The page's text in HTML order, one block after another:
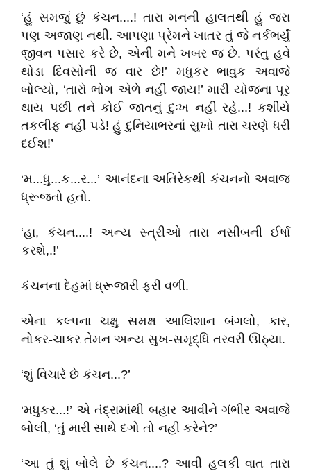
‘હું સમજું છું કંચન....! તારા મનની હાલતથી હું જરા
પણ અજાણ નથી. આપણા પ્રેમને ખાતર તું જે નર્કભર્યું
જીવન પસાર કરે છે, એની મને ખબર જ છે. પરંતુ હવે
થોડા દિવસોની જ વાર છે!’ મધુકર ભાવુક અવાજે
બોલ્યો, ‘તારો ભોગ એળે નહીં જાય!’ મારી યોજના પૂર
થાય પછી તને કોઈ જાતનું દુઃખ નહી રહે...! કશીયે
તકલીફ નહીં પડે! હું દુનિયાભરનાં સુખો તારા ચરણે ધરી
દઈશ!’
‘મ...ધુ...ક...ર...’ આનંદના અતિરેકથી કંચનનો અવાજ
ધ્રૂજતો હતો.
‘હા, કંચન....! અન્ય સ્ત્રીઓ તારા નસીબની ઈર્ષા
કરશે,.!’
કંચનના દેહમાં ધ્રૂજારી ફરી વળી.
એના કલ્પના ચક્ષુ સમક્ષ આલિશાન બંગલો, કાર,
નોકર-ચાકર તેમન અન્ય સુખ-સમૃદ્ધિ તરવરી ઊઠ્યા.
‘શું વિચારે છે કંચન...?’
‘મધુકર...!’ એ તંદ્રામાંથી બહાર આવીને ગંભીર અવાજે
બોલી, ‘તું મારી સાથે દગો તો નહીં કરેને?’
‘આ તું શું બોલે છે કંચન....? આવી હલકી વાત તારા